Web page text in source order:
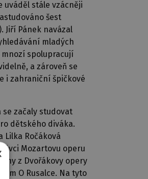
stále vzácněji
šest
Jiří Pánek navázal
mladých
spolupracují
a zároveň se
i zahraniční špičkové
se začaly studovat
dětského diváka.
Lilka Ročáková
Mozartovu operu
z Dvořákovy opery
O Rusalce. Na tyto